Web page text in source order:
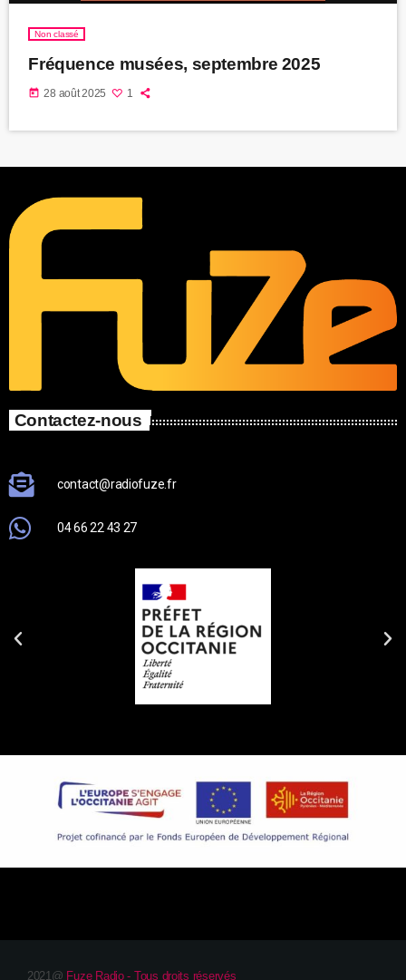
Non classé
Fréquence musées, septembre 2025
today 28 août 2025 1
Contactez-nous
contact@radiofuze.fr
04 66 22 43 27
2021@ Fuze Radio - Tous droits réservés